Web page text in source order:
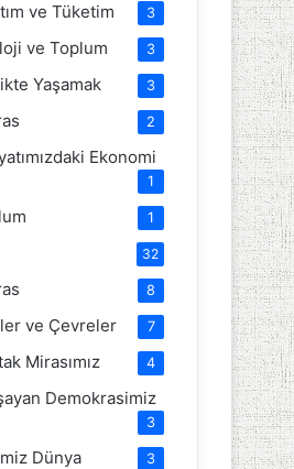
ve Tüketim 3
ve Toplum 3
Yaşamak 3
2
Ekonomi
1
1
32
8
ve Çevreler 7
Mirasımız 4
Demokrasimiz
3
Dünya 3